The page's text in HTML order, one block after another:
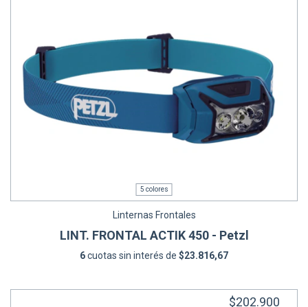
5 colores
Linternas Frontales
LINT. FRONTAL ACTIK 450 - Petzl
6cuotas sin interés de $23.816,67
$202.900